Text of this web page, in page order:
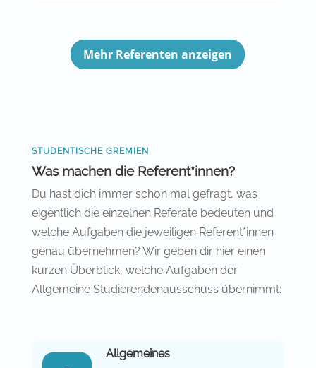
Mehr Referenten anzeigen
STUDENTISCHE GREMIEN
Was machen die Referent*innen?
Du hast dich immer schon mal gefragt, was
eigentlich die einzelnen Referate bedeuten und
welche Aufgaben die jeweiligen Referent*innen
genau übernehmen? Wir geben dir hier einen
kurzen Überblick, welche Aufgaben der
Allgemeine Studierendenausschuss übernimmt:
Allgemeines